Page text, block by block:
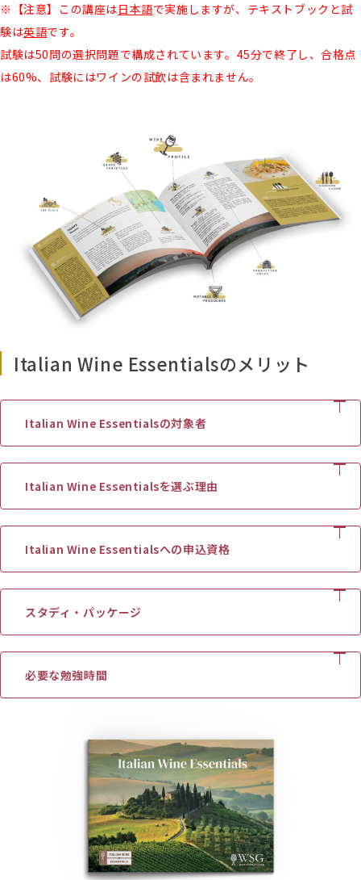
※【注意】この講座は日本語で実施しますが、テキストブックと試
験は英語です。
試験は50問の選択問題で構成されています。45分で終了し、合格点
は60%、試験にはワインの試飲は含まれません。
Italian Wine Essentialsのメリット
Italian Wine Essentialsの対象者
ワインのプロフェッショナルを目指している方
イタリアワインの世界を初めて学ぶ飲食業の方
Italian Wine Essentialsを選ぶ理由
ます。
テイスティング技術を磨くことができます。
マスターします。
複雑なイタリアワインの格付けシステムをナビゲートできる
Italian Wine Essentialsは、権威あるイタリアン・ワイン・
スカラーズ（IWS）認定プログラムへの準備に最適です。
Italian Wine Essentialsへの申込資格
お申込みにあたって特に資格は必要がありません。
イタリアワインにご興味のある方、イタリアワインをもっと知
りたい方はどなたでもご参加いただけます。
スタディ・パッケージ
の講座。
イタリアを代表する18種類のワインテイスティング。
ブック”The Wines of Italy: Glass byGlass”。
受講料には、試験準備に役立つインタラクティブなアクティ
ビティやeラーニングモジュールが満載のグローバルキャン
パスへのアクセスも含まれています。【注意】グローバルキ
ャンパスの言語は英語のみです。
50問の選択式試験（45分）。合格点は60％。合格者には
Italian Wine Essentials修了証が授与されます。
必要な勉強時間